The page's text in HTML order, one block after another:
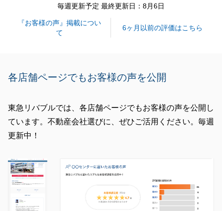
閉じる
毎週更新予定 最終更新日：8月6日
『お客様の声』掲載につい
て
6ヶ月以前の評価はこちら
各店舗ページでもお客様の声を公開
東急リバブルでは、各店舗ページでもお客様の声を公開し
ています。不動産会社選びに、ぜひご活用ください。毎週
更新中！